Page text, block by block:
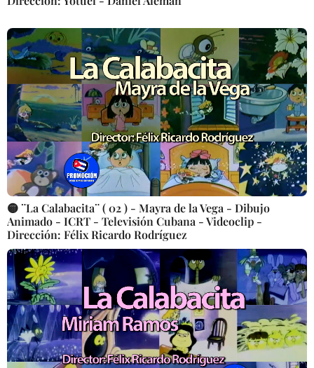
🟡 ¨La Calabacita¨ ( 02 ) - Mayra de la Vega - Dibujo
Animado - ICRT - Televisión Cubana - Videoclip -
Dirección: Félix Ricardo Rodríguez